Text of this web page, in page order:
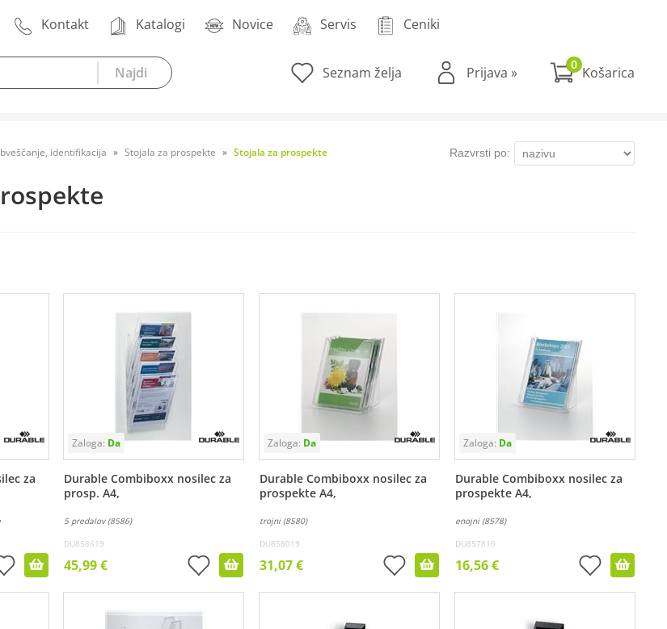
Kontakt Katalogi Novice Servis Ceniki
Seznam želja Prijava » 0
identifikacija Stojala za prospekte Stojala za prospekte Razvrsti po:
za
Durable Combiboxx nosilec za
prosp. A4,
5 predalov (8586)
DU858619
45,99 €
Durable Combiboxx nosilec za
prospekte A4,
trojni (8580)
DU858019
31,07 €
Durable Combiboxx nosilec za
prospekte A4,
enojni (8578)
DU857819
16,56 €